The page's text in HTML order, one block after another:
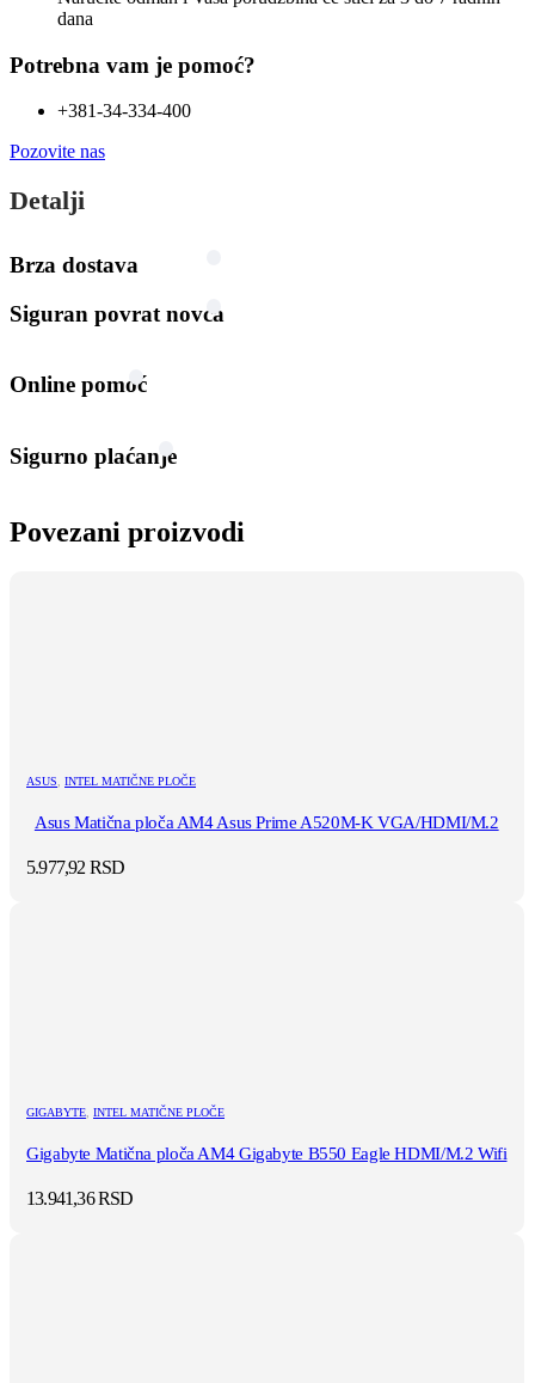
dana
Potrebna vam je pomoć?
+381-34-334-400
Pozovite nas
Detalji
Brza dostava
Siguran povrat novca
Online pomoć
Sigurno plaćanje
Povezani proizvodi
ASUS, INTEL MATIČNE PLOČE
Asus Matična ploča AM4 Asus Prime A520M-K VGA/HDMI/M.2
5.977,92RSD
GIGABYTE, INTEL MATIČNE PLOČE
Gigabyte Matična ploča AM4 Gigabyte B550 Eagle HDMI/M.2 Wifi
13.941,36RSD